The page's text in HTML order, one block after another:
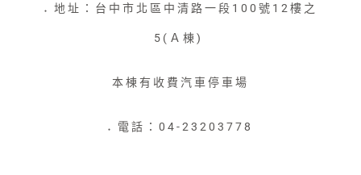
● 地址：台中市北區中清路一段100號12樓之
5(Ａ棟)
本棟有收費汽車停車場
● 電話：04-23203778